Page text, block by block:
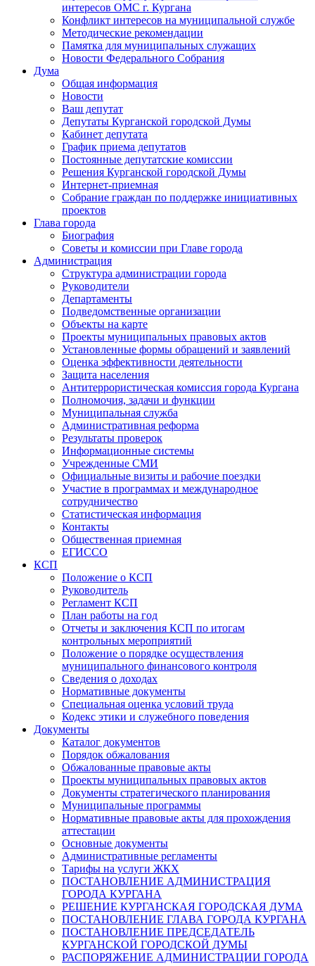
интересов ОМС г. Кургана
Конфликт интересов на муниципальной службе
Методические рекомендации
Памятка для муниципальных служащих
Новости Федерального Cобрания
Дума
Общая информация
Новости
Ваш депутат
Депутаты Курганской городской Думы
Кабинет депутата
График приема депутатов
Постоянные депутатские комиссии
Решения Курганской городской Думы
Интернет-приемная
Собрание граждан по поддержке инициативных
проектов
Глава города
Биография
Советы и комиссии при Главе города
Администрация
Структура администрации города
Руководители
Департаменты
Подведомственные организации
Объекты на карте
Проекты муниципальных правовых актов
Установленные формы обращений и заявлений
Оценка эффективности деятельности
Защита населения
Антитеррористическая комиссия города Кургана
Полномочия, задачи и функции
Муниципальная служба
Административная реформа
Результаты проверок
Информационные системы
Учрежденные СМИ
Официальные визиты и рабочие поездки
Участие в программах и международное
сотрудничество
Статистическая информация
Контакты
Общественная приемная
ЕГИССО
КСП
Положение о КСП
Руководитель
Регламент КСП
План работы на год
Отчеты и заключения КСП по итогам
контрольных мероприятий
Положение о порядке осуществления
муниципального финансового контроля
Сведения о доходах
Нормативные документы
Специальная оценка условий труда
Кодекс этики и служебного поведения
Документы
Каталог документов
Порядок обжалования
Обжалованные правовые акты
Проекты муниципальных правовых актов
Документы стратегического планирования
Муниципальные программы
Нормативные правовые акты для прохождения
аттестации
Основные документы
Административные регламенты
Тарифы на услуги ЖКХ
ПОСТАНОВЛЕНИЕ АДМИНИСТРАЦИЯ
ГОРОДА КУРГАНА
РЕШЕНИЕ КУРГАНСКАЯ ГОРОДСКАЯ ДУМА
ПОСТАНОВЛЕНИЕ ГЛАВА ГОРОДА КУРГАНА
ПОСТАНОВЛЕНИЕ ПРЕДСЕДАТЕЛЬ
КУРГАНСКОЙ ГОРОДСКОЙ ДУМЫ
РАСПОРЯЖЕНИЕ АДМИНИСТРАЦИИ ГОРОДА